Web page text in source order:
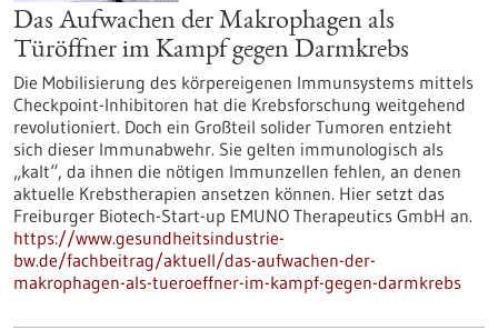
Das Aufwachen der Makrophagen als
Türöffner im Kampf gegen Darmkrebs
Die Mobilisierung des körpereigenen Immunsystems mittels
Checkpoint-Inhibitoren hat die Krebsforschung weitgehend
revolutioniert. Doch ein Großteil solider Tumoren entzieht
sich dieser Immunabwehr. Sie gelten immunologisch als
„kalt“, da ihnen die nötigen Immunzellen fehlen, an denen
aktuelle Krebstherapien ansetzen können. Hier setzt das
Freiburger Biotech-Start-up EMUNO Therapeutics GmbH an.
https://www.gesundheitsindustrie-
bw.de/fachbeitrag/aktuell/das-aufwachen-der-
makrophagen-als-tueroeffner-im-kampf-gegen-darmkrebs